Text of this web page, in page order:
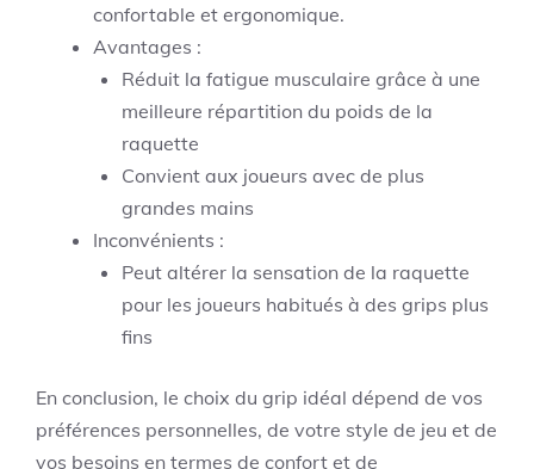
confortable et ergonomique.
Avantages :
Réduit la fatigue musculaire grâce à une
meilleure répartition du poids de la
raquette
Convient aux joueurs avec de plus
grandes mains
Inconvénients :
Peut altérer la sensation de la raquette
pour les joueurs habitués à des grips plus
fins
En conclusion, le choix du grip idéal dépend de vos
préférences personnelles, de votre style de jeu et de
vos besoins en termes de confort et de